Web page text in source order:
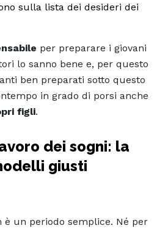
sulla lista dei desideri dei
per preparare i giovani
lo sanno bene e, per questo
ben preparati sotto questo
in grado di porsi anche
figli.
dei sogni: la
giusti
è un periodo semplice. Né per